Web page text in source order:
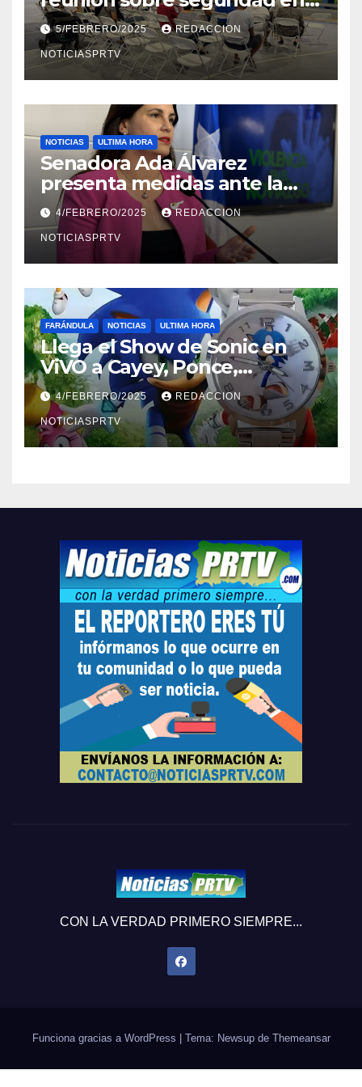
Reparto Metropolitano
5/FEBRERO/2025 REDACCION
NOTICIASPRTV
NOTICIAS ULTIMA HORA
Senadora Ada Álvarez
presenta medidas ante la
violencia en el noviazgo
4/FEBRERO/2025 REDACCION
NOTICIASPRTV
FARÁNDULA NOTICIAS ULTIMA HORA
Llega el Show de Sonic en
ViVO a Cayey, Ponce,
Barceloneta y Humacao,
Relojes gratis para el que
compre ahora….
4/FEBRERO/2025 REDACCION
NOTICIASPRTV
CON LA VERDAD PRIMERO SIEMPRE...
Funciona gracias a WordPress | Tema: Newsup de Themeansar